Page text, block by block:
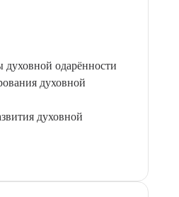
духовной одарённости
духовной
духовной